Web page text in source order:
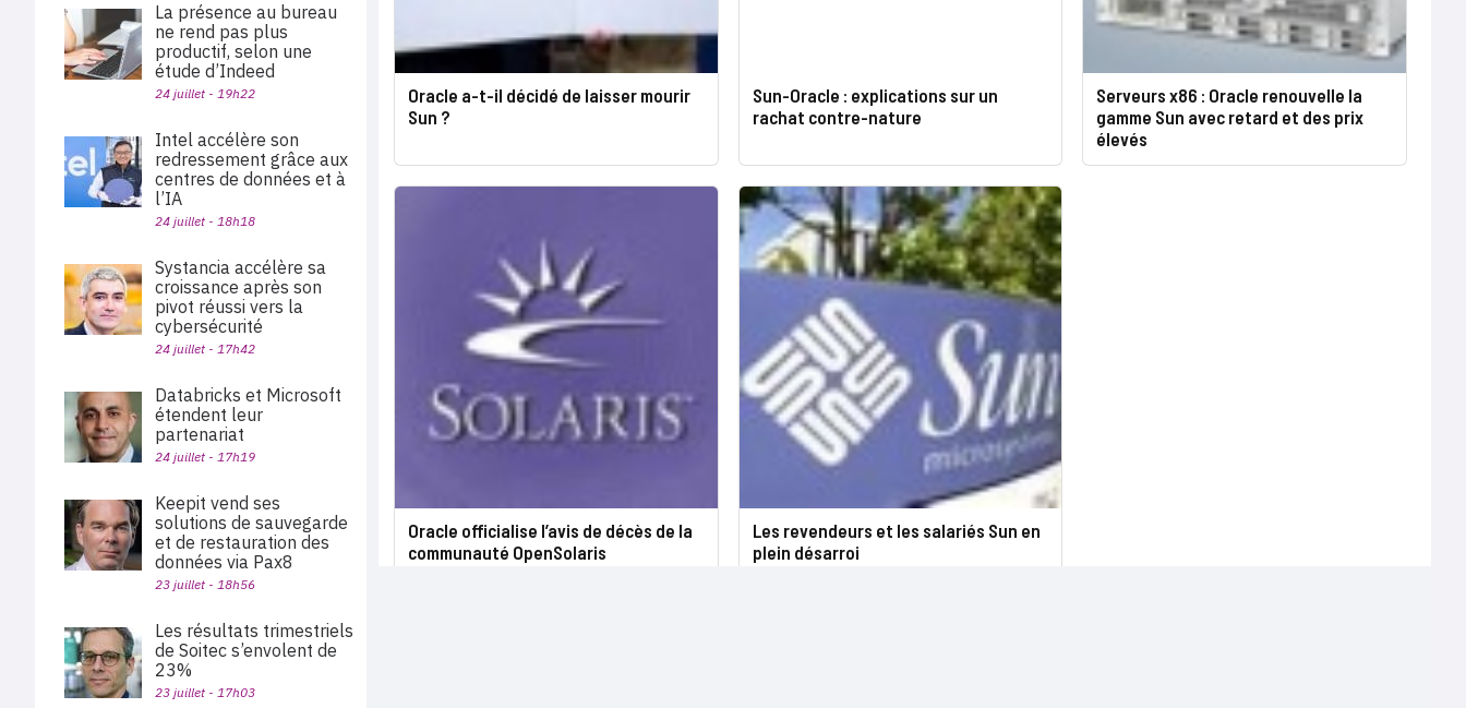
Oracle a-t-il décidé de laisser mourir
Sun ?
Sun-Oracle : explications sur un
rachat contre-nature
Serveurs x86 : Oracle renouvelle la
gamme Sun avec retard et des prix
élevés
Oracle officialise l’avis de décès de la
communauté OpenSolaris
Les revendeurs et les salariés Sun en
plein désarroi
La présence au bureau
ne rend pas plus
productif, selon une
étude d’Indeed
24 juillet - 19h22
Intel accélère son
redressement grâce aux
centres de données et à
l’IA
24 juillet - 18h18
Systancia accélère sa
croissance après son
pivot réussi vers la
cybersécurité
24 juillet - 17h42
Databricks et Microsoft
étendent leur
partenariat
24 juillet - 17h19
Keepit vend ses
solutions de sauvegarde
et de restauration des
données via Pax8
23 juillet - 18h56
Les résultats trimestriels
de Soitec s’envolent de
23%
23 juillet - 17h03